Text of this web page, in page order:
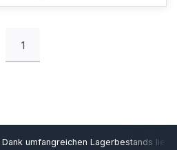
1
Dank umfangreichen Lagerbestands